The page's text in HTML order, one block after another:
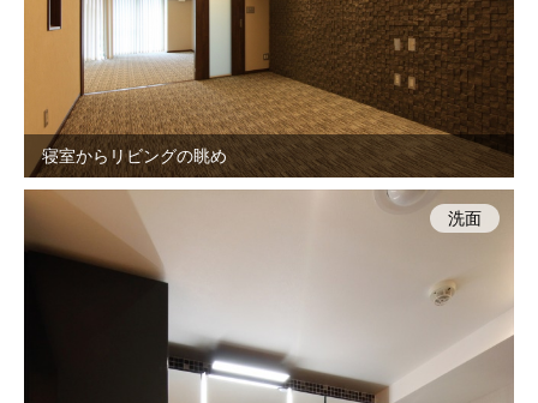
寝室からリビングの眺め
洗面